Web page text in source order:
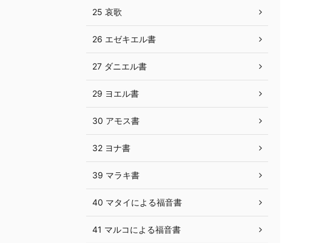
25 哀歌
26 エゼキエル書
27 ダニエル書
29 ヨエル書
30 アモス書
32 ヨナ書
39 マラキ書
40 マタイによる福音書
41 マルコによる福音書